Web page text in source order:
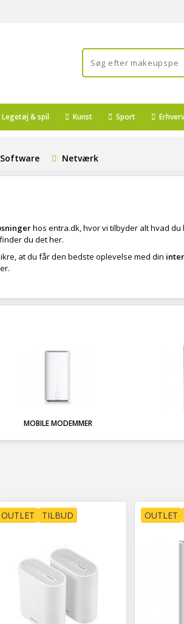
Legetøj & spil Kunst Sport Erhverv
Netværk
hos entra.dk, hvor vi tilbyder alt hvad
du det her.
at du får den bedste oplevelse med din
MOBILE MODEMMER
OUTLET TILBUD OUTLET